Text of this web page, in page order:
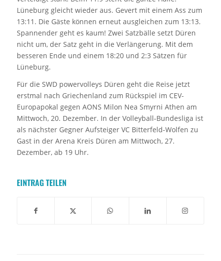
Lüneburg gleicht wieder aus. Gevert mit einem Ass zum
13:11. Die Gäste können erneut ausgleichen zum 13:13.
Spannender geht es kaum! Zwei Satzbälle setzt Düren
nicht um, der Satz geht in die Verlängerung. Mit dem
besseren Ende und einem 18:20 und 2:3 Sätzen für
Lüneburg.
Für die SWD powervolleys Düren geht die Reise jetzt
erstmal nach Griechenland zum Rückspiel im CEV-
Europapokal gegen AONS Milon Nea Smyrni Athen am
Mittwoch, 20. Dezember. In der Volleyball-Bundesliga ist
als nächster Gegner Aufsteiger VC Bitterfeld-Wolfen zu
Gast in der Arena Kreis Düren am Mittwoch, 27.
Dezember, ab 19 Uhr.
EINTRAG TEILEN